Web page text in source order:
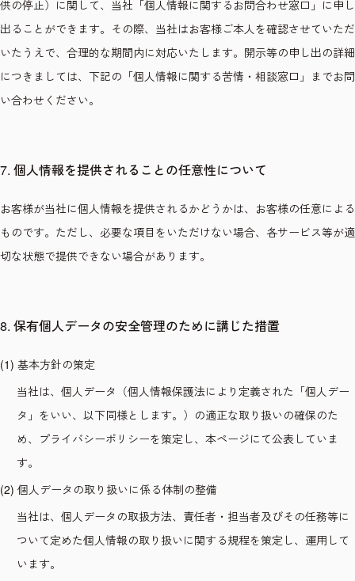
供の停止）に関して、当社「個人情報に関するお問合わせ窓口」に申し
出ることができます。その際、当社はお客様ご本人を確認させていただ
いたうえで、合理的な期間内に対応いたします。開示等の申し出の詳細
につきましては、下記の「個人情報に関する苦情・相談窓口」までお問
い合わせください。
7. 個人情報を提供されることの任意性について
お客様が当社に個人情報を提供されるかどうかは、お客様の任意による
ものです。ただし、必要な項目をいただけない場合、各サービス等が適
切な状態で提供できない場合があります。
8. 保有個人データの安全管理のために講じた措置
(1) 基本方針の策定
当社は、個人データ（個人情報保護法により定義された「個人デー
タ」をいい、以下同様とします。）の適正な取り扱いの確保のた
め、プライバシーポリシーを策定し、本ページにて公表していま
す。
(2) 個人データの取り扱いに係る体制の整備
当社は、個人データの取扱方法、責任者・担当者及びその任務等に
ついて定めた個人情報の取り扱いに関する規程を策定し、運用して
います。